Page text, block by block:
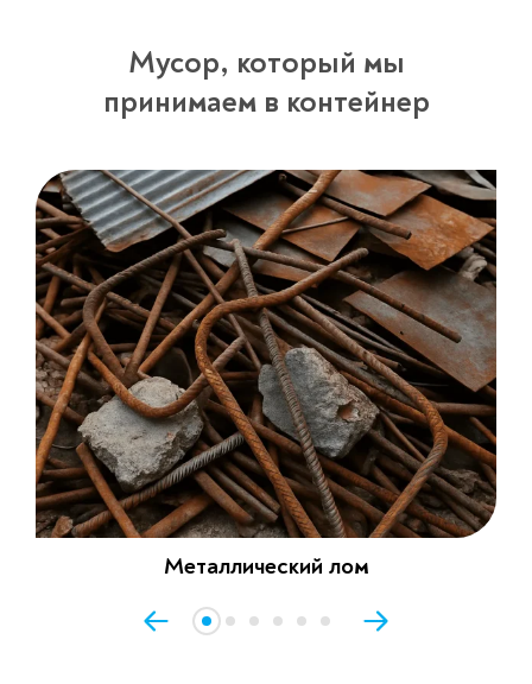
Мусор, который мы
принимаем в контейнер
Металлический лом